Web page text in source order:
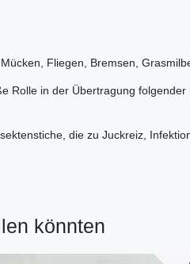
Fliegen, Bremsen,
Rolle in der Übertragung
die zu Juckreiz,
könnten